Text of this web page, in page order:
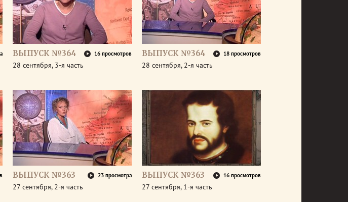
ВЫПУСК №364 16 просмотров
28 сентября, 3-я часть
ВЫПУСК №364 18 просмотров
28 сентября, 2-я часть
ВЫПУСК №363 23 просмотра
27 сентября, 2-я часть
ВЫПУСК №363 16 просмотров
27 сентября, 1-я часть